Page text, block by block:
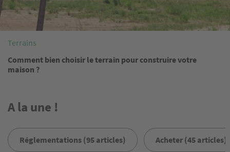
Terrains
Comment bien choisir le terrain pour construire votre
maison ?
A la une !
Réglementations (95 articles) Acheter (45 articles)